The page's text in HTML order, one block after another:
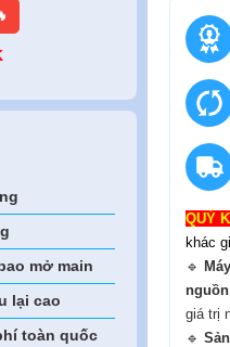
mở main
lại cao
toàn quốc
QUÝ
khác
🔹 Máy
giá trị
🔹